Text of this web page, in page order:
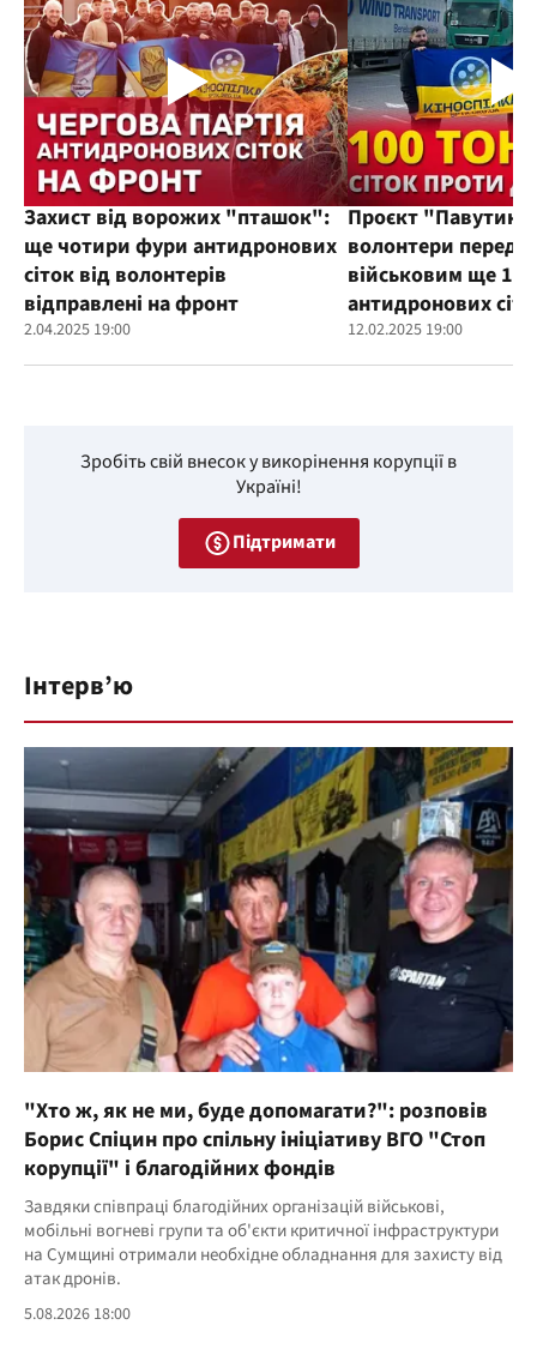
Захист від ворожих "пташок":
ще чотири фури антидронових
сіток від волонтерів
відправлені на фронт
2.04.2025 19:00
Проєкт
волонтери
військовим ще
антидронових
12.02.2025 19:00
Зробіть свій внесок у викорінення корупції в
Україні!
Підтримати
Інтерв’ю
"Хто ж, як не ми, буде допомагати?": розповів
Борис Спіцин про спільну ініціативу ВГО "Стоп
корупції" і благодійних фондів
Завдяки співпраці благодійних організацій військові,
мобільні вогневі групи та об'єкти критичної інфраструктури
на Сумщині отримали необхідне обладнання для захисту від
атак дронів.
5.08.2026 18:00